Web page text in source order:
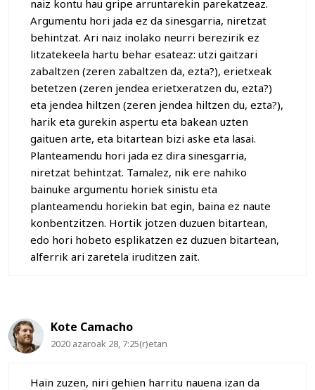
naiz kontu hau gripe arruntarekin parekatzeaz.
Argumentu hori jada ez da sinesgarria, niretzat
behintzat. Ari naiz inolako neurri berezirik ez
litzatekeela hartu behar esateaz: utzi gaitzari
zabaltzen (zeren zabaltzen da, ezta?), erietxeak
betetzen (zeren jendea erietxeratzen du, ezta?)
eta jendea hiltzen (zeren jendea hiltzen du, ezta?),
harik eta gurekin aspertu eta bakean uzten
gaituen arte, eta bitartean bizi aske eta lasai.
Planteamendu hori jada ez dira sinesgarria,
niretzat behintzat. Tamalez, nik ere nahiko
bainuke argumentu horiek sinistu eta
planteamendu horiekin bat egin, baina ez naute
konbentzitzen. Hortik jotzen duzuen bitartean,
edo hori hobeto esplikatzen ez duzuen bitartean,
alferrik ari zaretela iruditzen zait.
Kote Camacho
2020 azaroak 28, 7:25(r)etan
Hain zuzen, niri gehien harritu nauena izan da